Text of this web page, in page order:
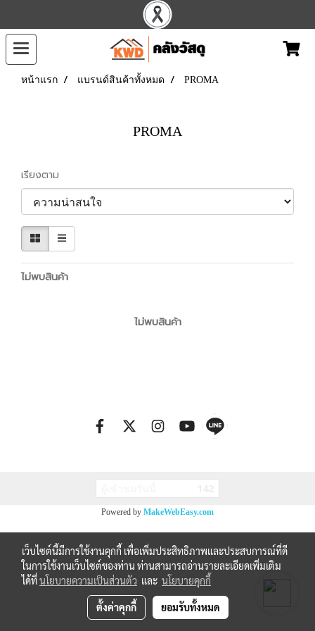
หน้าแรก แบรนด์สินค้าทั้งหมด PROMA
PROMA
เรียงตาม
ไม่พบสินค้า
ไม่พบสินค้า
Powered by MakeWebEasy.com
เว็บไซต์นี้มีการใช้งานคุกกี้ เพื่อเพิ่มประสิทธิภาพและประสบการณ์ที่ดี
ในการใช้งานเว็บไซต์ของท่าน ท่านสามารถอ่านรายละเอียดเพิ่มเติม
ได้ที่นโยบายความเป็นส่วนตัว และ นโยบายคุกกี้
ตั้งค่าคุกกี้ ยอมรับทั้งหมด